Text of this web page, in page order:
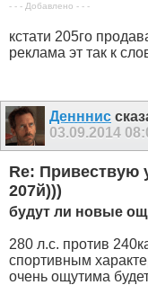
- - - Добавлено - - -
кстати 205го
реклама эт так к
Денннис
03.09.2014
Re: Привествую
207й)))
будут ли новые
280 л.с. против
спортивным
очень ощутима